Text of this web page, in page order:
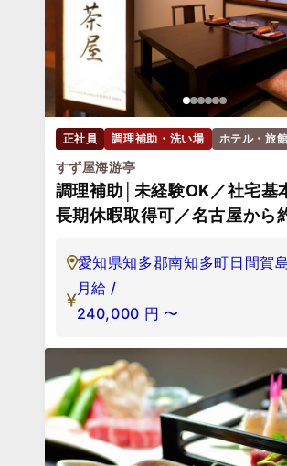
正社員 調理補助・洗い場 ホテル・旅館
すず屋海游亭
調理補助│未経験OK／社宅基
長期休暇取得可／名古屋から
愛知県知多郡南知多町日間賀
月給 /
240,000 円 〜